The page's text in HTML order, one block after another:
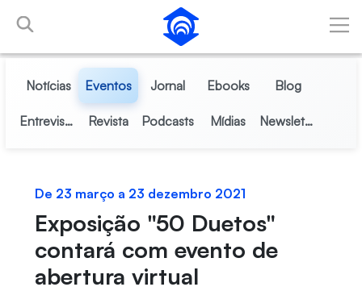
Pular para o Conteúdo principal
Notícias Eventos Jornal Ebooks Blog
Entrevistas Revista Podcasts Mídias Newsletter
De 23 março a 23 dezembro 2021
Exposição "50 Duetos"
contará com evento de
abertura virtual